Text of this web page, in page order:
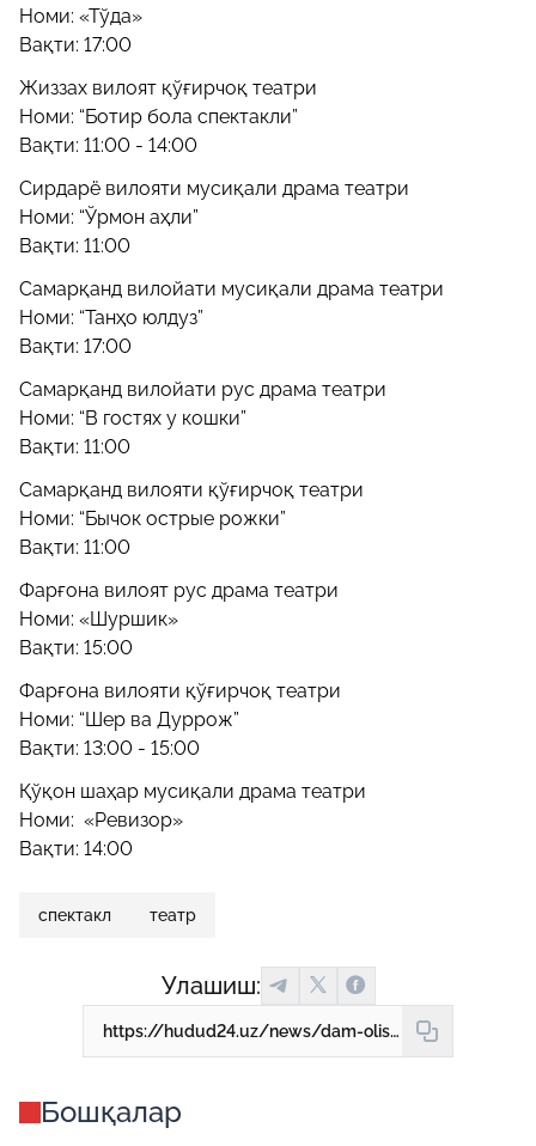
Номи: «Тўда»
Вақти: 17:00
Жиззах вилоят қўғирчоқ театри
Номи: “Ботир бола спектакли”
Вақти: 11:00 - 14:00
Сирдарё вилояти мусиқали драма театри
Номи: “Ўрмон аҳли”
Вақти: 11:00
Самарқанд вилойати мусиқали драма театри
Номи: “Танҳо юлдуз”
Вақти: 17:00
Самарқанд вилойати рус драма театри
Номи: “В гостях у кошки”
Вақти: 11:00
Самарқанд вилояти қўғирчоқ театри
Номи: “Бычок острые рожки”
Вақти: 11:00
Фарғона вилоят рус драма театри
Номи: «Шуршик»
Вақти: 15:00
Фарғона вилояти қўғирчоқ театри
Номи: “Шер ва Дуррож”
Вақти: 13:00 - 15:00
Қўқон шаҳар мусиқали драма театри
Номи: «Ревизор»
Вақти: 14:00
спектакл театр
Улашиш:
https://hudud24.uz/news/dam-olish-kunida-qaysi-spektakllar-namoyish-etiladi
Бошқалар